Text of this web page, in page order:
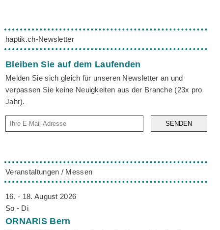
haptik.ch-Newsletter
Bleiben Sie auf dem Laufenden
Melden Sie sich gleich für unseren Newsletter an und
verpassen Sie keine Neuigkeiten aus der Branche (23x pro
Jahr).
SENDEN
Veranstaltungen / Messen
16. - 18. August 2026
So - Di
ORNARIS Bern